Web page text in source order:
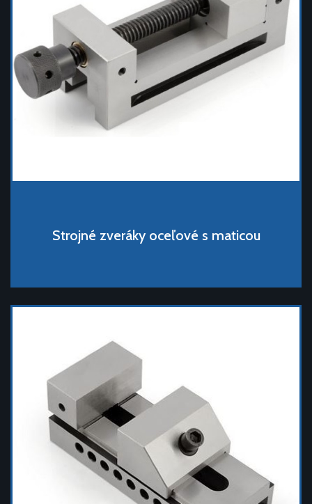
Strojné zveráky oceľové s maticou